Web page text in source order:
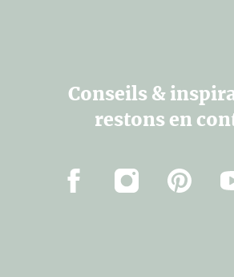
Conseils &
restons en
FacebookInstagramPinterest